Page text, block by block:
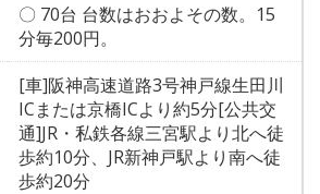
〇 70台 台数はおおよその数。15
分毎200円。
[車]阪神高速道路3号神戸線生田川
ICまたは京橋ICより約5分[公共交
通]JR・私鉄各線三宮駅より北へ徒
歩約10分、JR新神戸駅より南へ徒
歩約20分